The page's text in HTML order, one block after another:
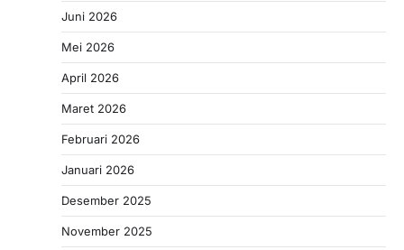
Juni 2026
Mei 2026
April 2026
Maret 2026
Februari 2026
Januari 2026
Desember 2025
November 2025